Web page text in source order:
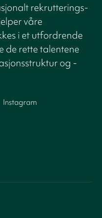
rekrutterings-
våre
i et utfordrende
de rette talentene
og -
Instagram